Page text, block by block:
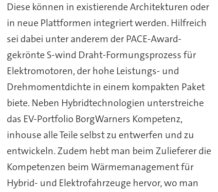
Diese können in existierende Architekturen oder
in neue Plattformen integriert werden. Hilfreich
sei dabei unter anderem der PACE-Award-
gekrönte S-wind Draht-Formungsprozess für
Elektromotoren, der hohe Leistungs- und
Drehmomentdichte in einem kompakten Paket
biete. Neben Hybridtechnologien unterstreiche
das EV-Portfolio BorgWarners Kompetenz,
inhouse alle Teile selbst zu entwerfen und zu
entwickeln. Zudem hebt man beim Zulieferer die
Kompetenzen beim Wärmemanagement für
Hybrid- und Elektrofahrzeuge hervor, wo man